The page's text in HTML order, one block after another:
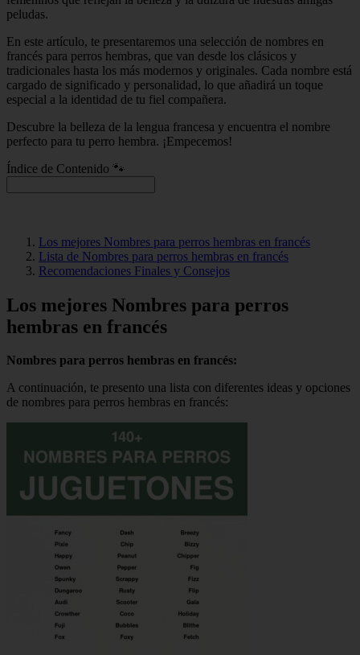
peludas.
En este artículo, te presentaremos una selección de nombres en
francés para perros hembras, que van desde los clásicos y
tradicionales hasta los más modernos y originales. Cada nombre está
cargado de significado y personalidad, lo que añadirá un toque
especial a la identidad de tu fiel compañera.
Descubre la belleza de la lengua francesa y encuentra el nombre
perfecto para tu perro hembra. ¡Empecemos!
Índice de Contenido 🐾
Los mejores Nombres para perros hembras en francés
Lista de Nombres para perros hembras en francés
Recomendaciones Finales y Consejos
Los mejores Nombres para perros
hembras en francés
Nombres para perros hembras en francés:
A continuación, te presento una lista con diferentes ideas y opciones
de nombres para perros hembras en francés: